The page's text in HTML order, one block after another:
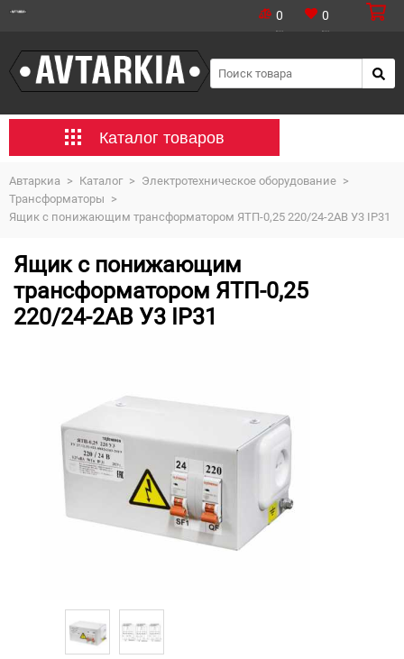
0 0
Каталог товаров
Автаркиа > Каталог > Электротехническое оборудование >
Трансформаторы >
Ящик с понижающим трансформатором ЯТП-0,25 220/24-2АВ У3 IP31
Ящик с понижающим
трансформатором ЯТП-0,25
220/24-2АВ У3 IP31